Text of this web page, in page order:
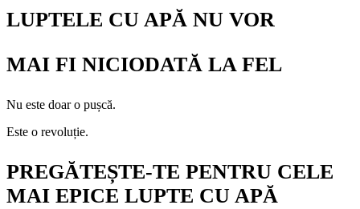
LUPTELE CU APĂ NU VOR
MAI FI NICIODATĂ LA FEL
Nu este doar o pușcă.
Este o revoluție.
PREGĂTEȘTE-TE PENTRU CELE
MAI EPICE LUPTE CU APĂ